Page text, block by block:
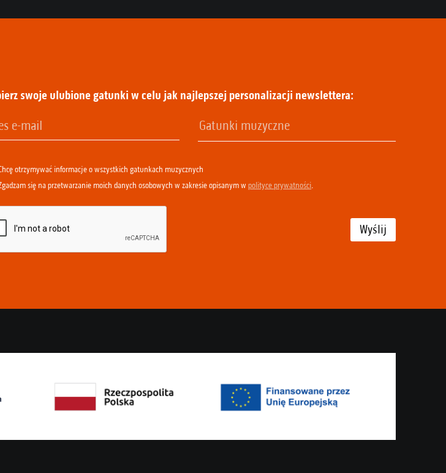
swoje ulubione gatunki w celu jak najlepszej personalizacji newslettera:
otrzymywać informacje o wszystkich gatunkach muzycznych
się na przetwarzanie moich danych osobowych w zakresie opisanym wpolityce prywatności.
Wyślij